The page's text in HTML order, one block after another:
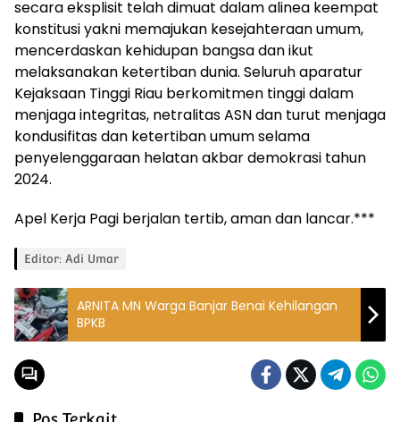
secara eksplisit telah dimuat dalam alinea keempat
konstitusi yakni memajukan kesejahteraan umum,
mencerdaskan kehidupan bangsa dan ikut
melaksanakan ketertiban dunia. Seluruh aparatur
Kejaksaan Tinggi Riau berkomitmen tinggi dalam
menjaga integritas, netralitas ASN dan turut menjaga
kondusifitas dan ketertiban umum selama
penyelenggaraan helatan akbar demokrasi tahun
2024.
Apel Kerja Pagi berjalan tertib, aman dan lancar.***
Editor: Adi Umar
ARNITA MN Warga Banjar Benai Kehilangan
BPKB